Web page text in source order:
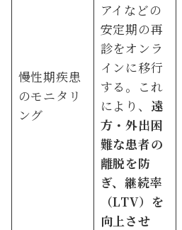
慢性期疾患
のモニタリ
ング
アイなどの
安定期の再
診をオンラ
インに移行
する。これ
により、 遠
方・外出困
難な患者の
離脱を防
ぎ、継続率
（LTV）を
向上させ